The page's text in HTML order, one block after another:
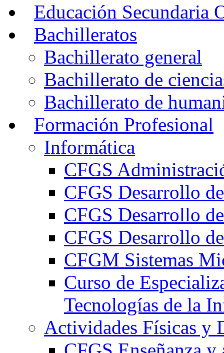
Educación Secundaria
Bachilleratos
Bachillerato general
Bachillerato de
Bachillerato de
Formación Profesional
Informática
CFGS
CFGS Desarrollo
CFGS Desarrollo
CFGS Desarrollo
CFGM Sistemas
Curso de
Tecnologías de la
Actividades Físicas y